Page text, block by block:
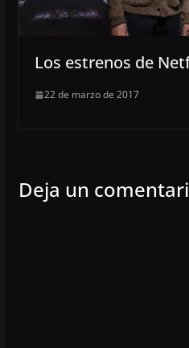
Los estrenos de
22 de marzo de 2017
Deja un